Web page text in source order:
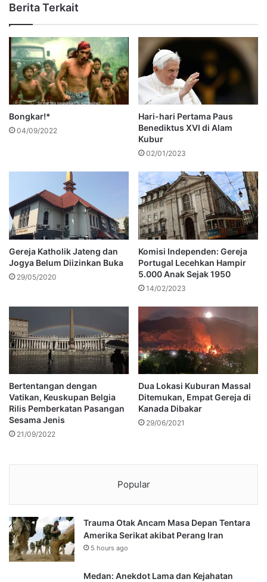
Berita Terkait
Bongkar!*
04/09/2022
Hari-hari Pertama Paus
Benediktus XVI di Alam
Kubur
02/01/2023
Gereja Katholik Jateng dan
Jogya Belum Diizinkan Buka
29/05/2020
Komisi Independen: Gereja
Portugal Lecehkan Hampir
5.000 Anak Sejak 1950
14/02/2023
Bertentangan dengan
Vatikan, Keuskupan Belgia
Rilis Pemberkatan Pasangan
Sesama Jenis
21/09/2022
Dua Lokasi Kuburan Massal
Ditemukan, Empat Gereja di
Kanada Dibakar
29/06/2021
Popular
Trauma Otak Ancam Masa Depan Tentara
Amerika Serikat akibat Perang Iran
5 hours ago
Medan: Anekdot Lama dan Kejahatan